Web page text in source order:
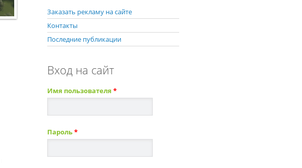
Заказать рекламу на сайте
Контакты
Последние публикации
Вход на сайт
Имя пользователя *
Пароль*